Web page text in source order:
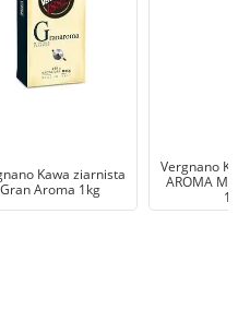
Kawa ziarnista
Gran Aroma 1kg
Vergnano
AROMA MIO
1KG